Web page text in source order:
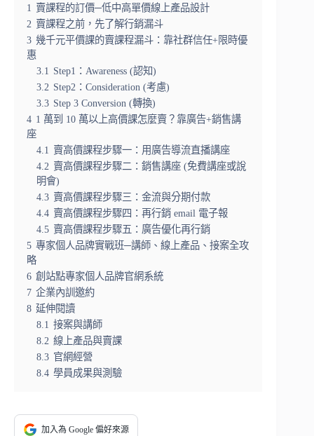
1 賣課程的訂價─低中高單價線上產品設計
2 賣課程之前，先了解行銷漏斗
3 幾千元平價課的賣課程漏斗：靠社群信任+限時優
惠
3.1 Step1：Awareness (認知)
3.2 Step2：Consideration (考慮)
3.3 Step 3 Conversion (轉換)
4 1 萬到 10 萬以上高價課怎麼賣？靠廣告+銷售講
座
4.1 賣高價課程步驟一：用廣告導流直播講座
4.2 賣高價課程步驟二：銷售講座 (免費講座或說
明會)
4.3 賣高價課程步驟三：金流與分期付款
4.4 賣高價課程步驟四：再行銷 email 電子報
4.5 賣高價課程步驟五：廣告優化再行銷
5 專家個人品牌實戰班─講師、線上產品、接案全攻
略
6 創站點專家個人品牌官網系統
7 企業內訓邀約
8 延伸閱讀
8.1 接案與講師
8.2 線上產品與賣課
8.3 官網經營
8.4 學員成果與測驗
加入為 Google 偏好來源